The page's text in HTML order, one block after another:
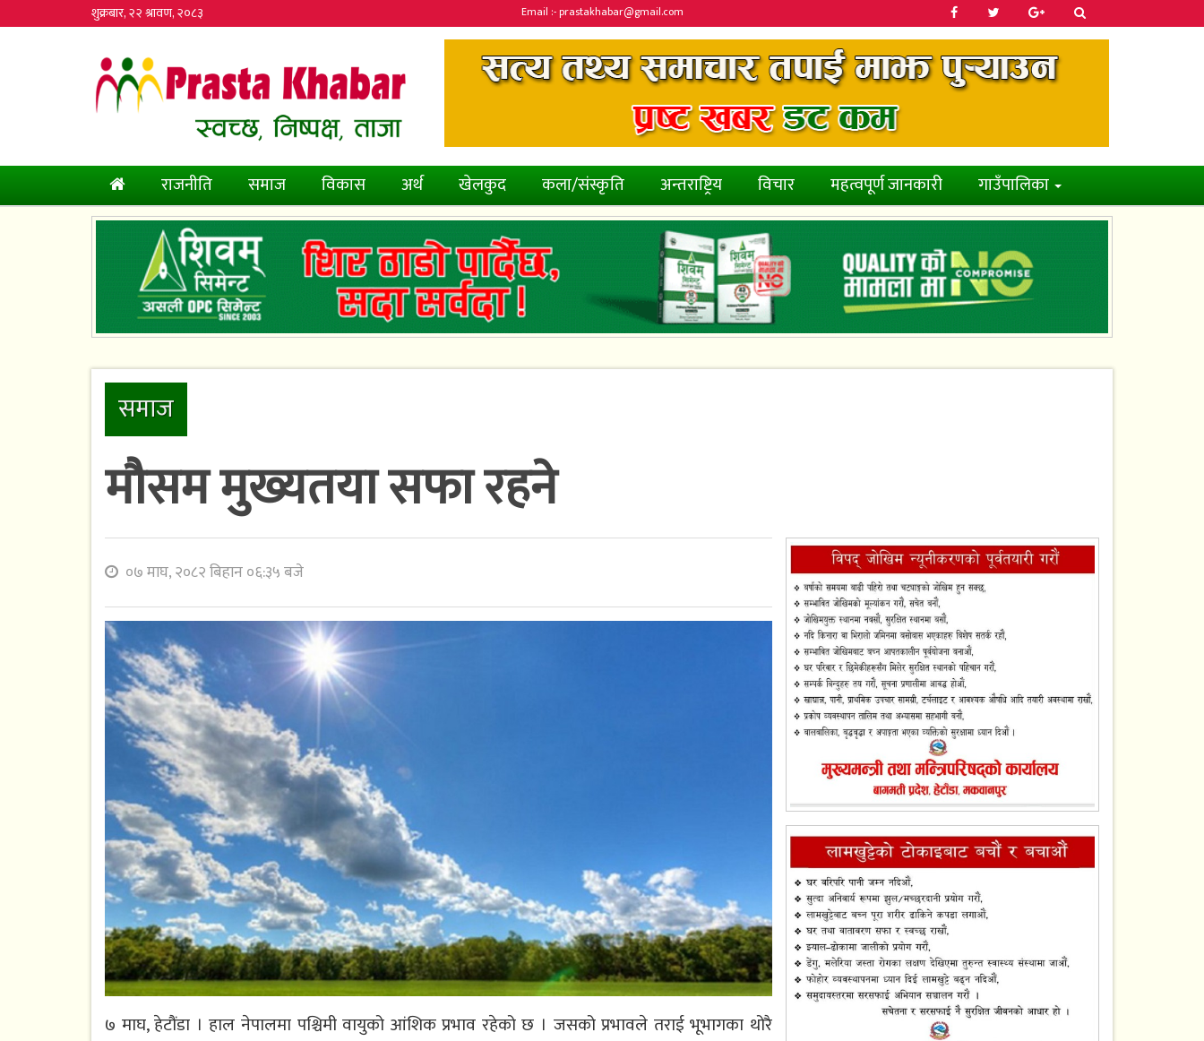
शुक्रबार, २२ श्रावण, २०८३ Email :- prastakhabar@gmail.com
(current)
राजनीति समाज विकास अर्थ खेलकुद कला/संस्कृति अन्तराष्ट्रिय विचार महत्वपूर्ण जानकारी गाउँपालिका
समाज
मौसम मुख्यतया सफा रहने
०७ माघ, २०८२ बिहान ०६:३५ बजे
७ माघ, हेटौंडा । हाल नेपालमा पश्चिमी वायुको आंशिक प्रभाव रहेको छ । जसको प्रभावले तराई भूभागका थोरै